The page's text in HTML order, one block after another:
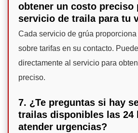
obtener un costo preciso
servicio de traila para tu
Cada servicio de grúa
sobre tarifas en su contacto.
directamente al servicio para
preciso.
7. ¿Te preguntas si hay
trailas disponibles las 24
atender urgencias?